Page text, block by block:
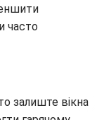
часто
залиште вікна